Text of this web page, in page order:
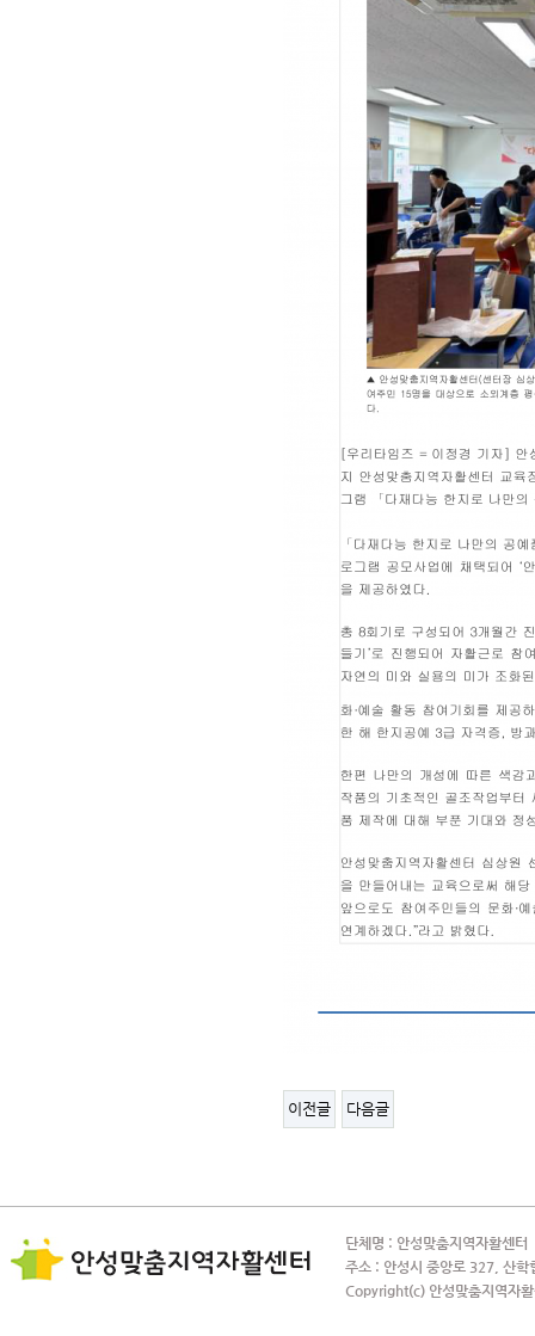
이전글 다음글
단체명 : 안성맞춤지역자활센
주소 : 안성시 중앙로 327, 산
Copyright(c) 안성맞춤지역